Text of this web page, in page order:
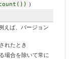
)
えば、バージョン
れたとき
場合を除いて常に